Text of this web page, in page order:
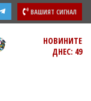
ВАШИЯТ СИГНАЛ
НОВИНИТЕ
ДНЕС: 49